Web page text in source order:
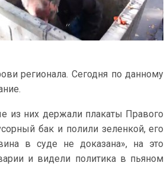
регионала. Сегодня по данному
из них держали плакаты Правого
бак и полили зеленкой, его
в суде не доказана», на это
и видели политика в пьяном